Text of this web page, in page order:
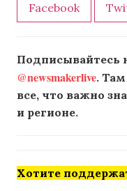
Facebook
Подписывайтесь
@newsmakerlive.
все, что важно
и регионе.
Хотите